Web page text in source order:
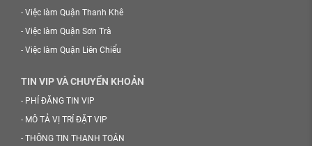
- Việc làm Quận Thanh Khê
- Việc làm Quận Sơn Trà
- Việc làm Quận Liên Chiểu
TIN VIP VÀ CHUYỂN KHOẢN
- PHÍ ĐĂNG TIN VIP
- MÔ TẢ VỊ TRÍ ĐẶT VIP
- THÔNG TIN THANH TOÁN